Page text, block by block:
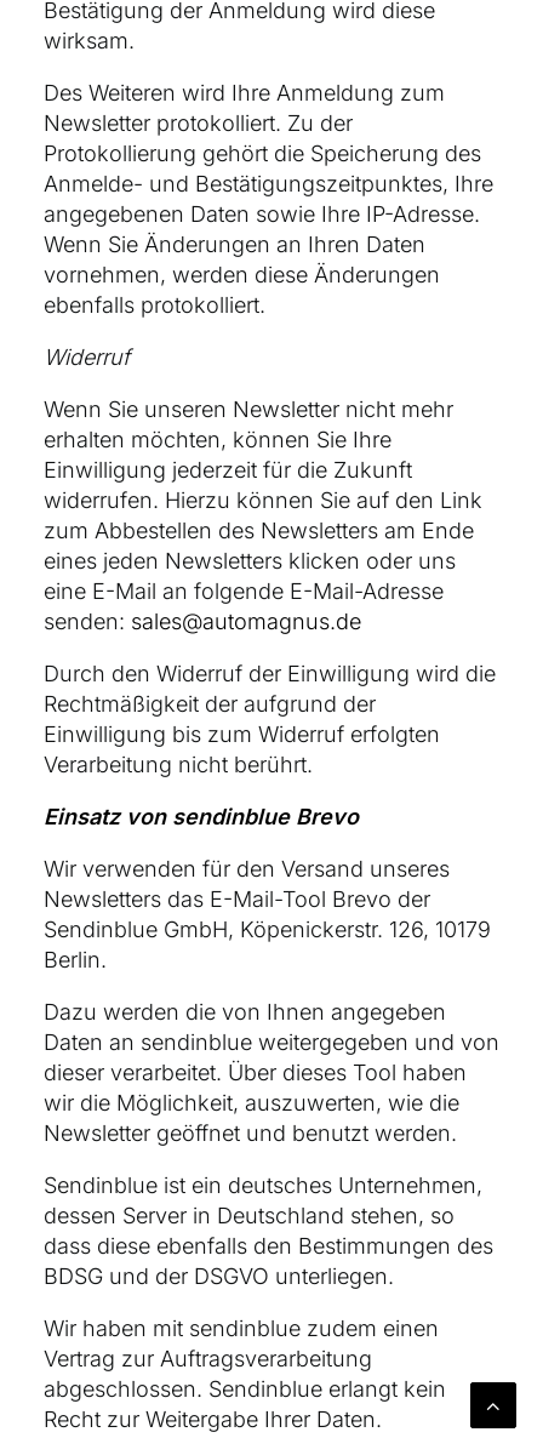
Bestätigung der Anmeldung wird diese
wirksam.
Des Weiteren wird Ihre Anmeldung zum
Newsletter protokolliert. Zu der
Protokollierung gehört die Speicherung des
Anmelde- und Bestätigungszeitpunktes, Ihre
angegebenen Daten sowie Ihre IP-Adresse.
Wenn Sie Änderungen an Ihren Daten
vornehmen, werden diese Änderungen
ebenfalls protokolliert.
Widerruf
Wenn Sie unseren Newsletter nicht mehr
erhalten möchten, können Sie Ihre
Einwilligung jederzeit für die Zukunft
widerrufen. Hierzu können Sie auf den Link
zum Abbestellen des Newsletters am Ende
eines jeden Newsletters klicken oder uns
eine E-Mail an folgende E-Mail-Adresse
senden: sales@automagnus.de
Durch den Widerruf der Einwilligung wird die
Rechtmäßigkeit der aufgrund der
Einwilligung bis zum Widerruf erfolgten
Verarbeitung nicht berührt.
Einsatz von sendinblue Brevo
Wir verwenden für den Versand unseres
Newsletters das E-Mail-Tool Brevo der
Sendinblue GmbH, Köpenickerstr. 126, 10179
Berlin.
Dazu werden die von Ihnen angegeben
Daten an sendinblue weitergegeben und von
dieser verarbeitet. Über dieses Tool haben
wir die Möglichkeit, auszuwerten, wie die
Newsletter geöffnet und benutzt werden.
Sendinblue ist ein deutsches Unternehmen,
dessen Server in Deutschland stehen, so
dass diese ebenfalls den Bestimmungen des
BDSG und der DSGVO unterliegen.
Wir haben mit sendinblue zudem einen
Vertrag zur Auftragsverarbeitung
abgeschlossen. Sendinblue erlangt kein
Recht zur Weitergabe Ihrer Daten.